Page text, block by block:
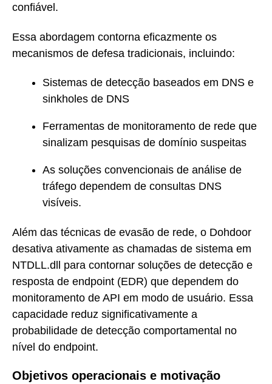
confiável.
Essa abordagem contorna eficazmente os
mecanismos de defesa tradicionais, incluindo:
Sistemas de detecção baseados em DNS e
sinkholes de DNS
Ferramentas de monitoramento de rede que
sinalizam pesquisas de domínio suspeitas
As soluções convencionais de análise de
tráfego dependem de consultas DNS
visíveis.
Além das técnicas de evasão de rede, o Dohdoor
desativa ativamente as chamadas de sistema em
NTDLL.dll para contornar soluções de detecção e
resposta de endpoint (EDR) que dependem do
monitoramento de API em modo de usuário. Essa
capacidade reduz significativamente a
probabilidade de detecção comportamental no
nível do endpoint.
Objetivos operacionais e motivação